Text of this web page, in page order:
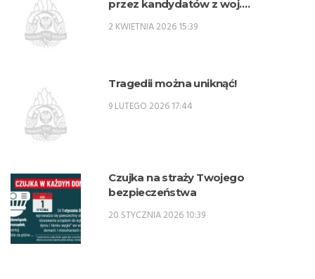
przez kandydatów z woj.
przeszkolenie zawodowe
r. – SPO
2 KWIETNIA 2026 15:39
Tragedii można uniknąć!
9 LUTEGO 2026 17:44
Czujka na straży Twojego
bezpieczeństwa
20 STYCZNIA 2026 10:39